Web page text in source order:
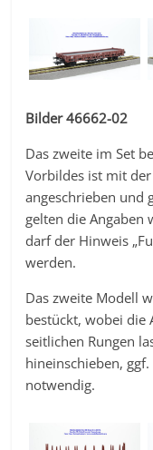
Bilder 46662-02
Das zweite im Set
Vorbildes ist mit
angeschrieben und
gelten die Angaben
darf der Hinweis
werden.
Das zweite Modell
bestückt, wobei die
seitlichen Rungen
hineinschieben,
notwendig.